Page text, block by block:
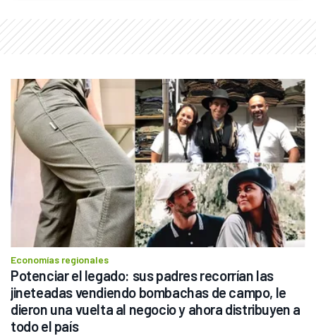
Economías regionales
Potenciar el legado: sus padres recorrían las
jineteadas vendiendo bombachas de campo, le
dieron una vuelta al negocio y ahora distribuyen a
todo el país